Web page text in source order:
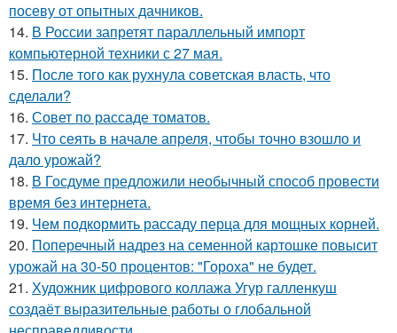
посеву от опытных дачников.
14. В России запретят параллельный импорт
компьютерной техники с 27 мая.
15. После того как рухнула советская власть, что
сделали?
16. Совет по рассаде томатов.
17. Что сеять в начале апреля, чтобы точно взошло и
дало урожай?
18. В Госдуме предложили необычный способ провести
время без интернета.
19. Чем подкормить рассаду перца для мощных корней.
20. Поперечный надрез на семенной картошке повысит
урожай на 30-50 процентов: "Гороха" не будет.
21. Художник цифрового коллажа Угур галленкуш
создаёт выразительные работы о глобальной